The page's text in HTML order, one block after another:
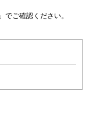
」でご確認ください。